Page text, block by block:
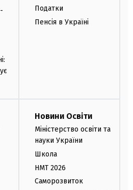
Податки
Пенсія в Україні
Новини Освіти
Міністерство освіти та
науки України
Школа
НМТ 2026
Саморозвиток